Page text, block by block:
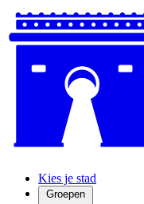
Kies je stad
Groepen